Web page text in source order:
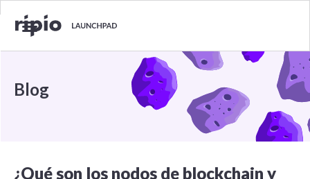
Blog
¿Qué son los nodos de blockchain y